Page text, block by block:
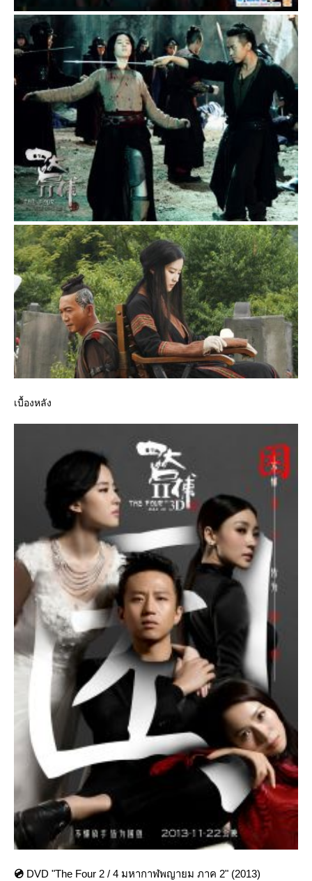
เบื้องหลัง
💿 DVD "The Four 2 / 4 มหากาฬพญายม ภาค 2" (2013)